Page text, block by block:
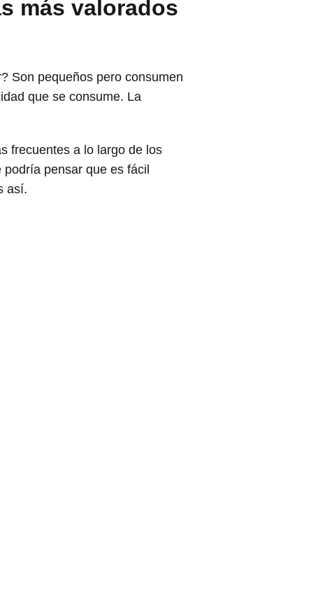
más valorados
Son pequeños pero consumen
que se consume. La
frecuentes a lo largo de los
pensar que es fácil
así.